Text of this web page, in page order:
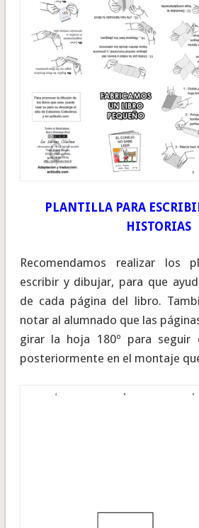
PLANTILLA PARA
HISTORIAS
Recomendamos realizar los
escribir y dibujar, para que
de cada página del libro.
notar al alumnado que las
girar la hoja 180º para seguir
posteriormente en el montaje